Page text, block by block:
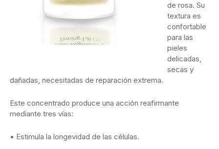
de rosa. Su
textura es
confortable
para las
pieles
delicadas,
secas y
dañadas, necesitadas de reparación extrema.
Este concentrado produce una acción reafirmante
mediante tres vías:
• Estimula la longevidad de las células.